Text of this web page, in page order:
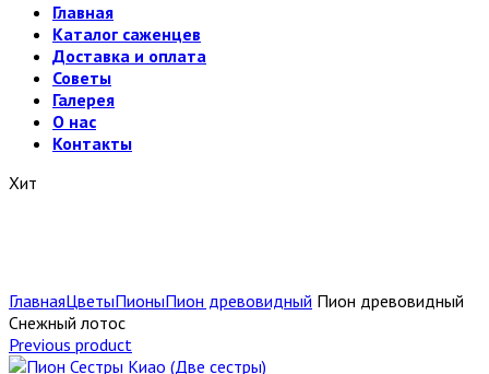
Главная
Каталог саженцев
Доставка и оплата
Советы
Галерея
О нас
Контакты
Хит
ГлавнаяЦветыПионыПион древовидный Пион древовидный
Снежный лотос
Previous product